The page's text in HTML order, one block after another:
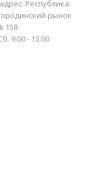
Республика
рынок
158
9:00 - 13:00